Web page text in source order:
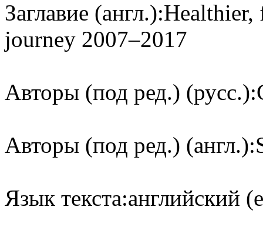
Заглавие (англ.):Healthier,
journey 2007–2017
Авторы (под ред.) (русс.):
Авторы (под ред.) (англ.):
Язык текста:английский